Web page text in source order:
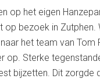
op het eigen
bezoek in Zutphen.
het team van Tom
Sterke
bijzetten. Dit zorgde